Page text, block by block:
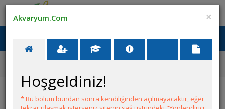
Ana Menü
Akvaryum Tanıtımı
Sineklik İle Moss Dağı Yaptım :) Before After
×
Akvaryum.Com
Hoşgeldiniz!
* Bu bölüm bundan sonra kendiliğinden açılmayacaktır, eğer